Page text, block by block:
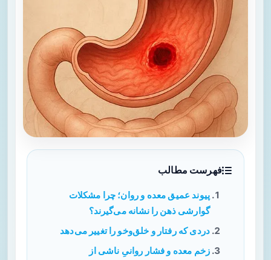
فهرست مطالب
پیوند عمیق معده و روان؛ چرا مشکلات
گوارشی ذهن را نشانه می‌گیرند؟
دردی که رفتار و خلق‌وخو را تغییر می‌دهد
زخم معده و فشار روانیِ ناشی از